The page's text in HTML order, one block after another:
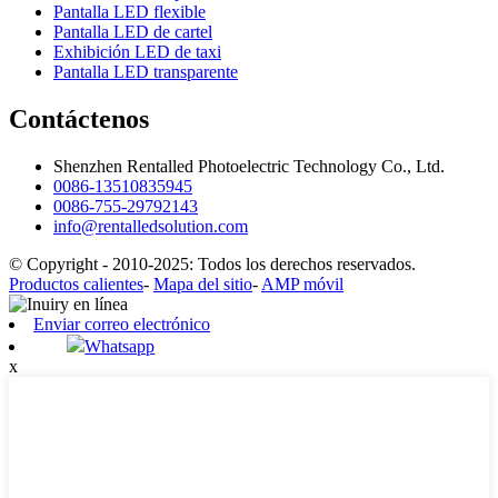
Pantalla LED flexible
Pantalla LED de cartel
Exhibición LED de taxi
Pantalla LED transparente
Contáctenos
Shenzhen Rentalled Photoelectric Technology Co., Ltd.
0086-13510835945
0086-755-29792143
info@rentalledsolution.com
© Copyright - 2010-2025: Todos los derechos reservados.
Productos calientes- Mapa del sitio- AMP móvil
Enviar correo electrónico
Whatsapp
x